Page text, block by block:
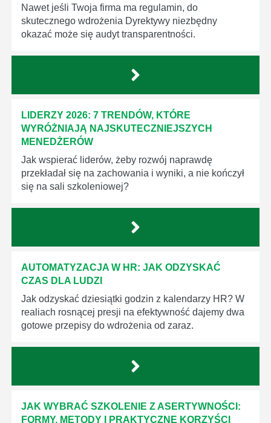
Nawet jeśli Twoja firma ma regulamin, do
skutecznego wdrożenia Dyrektywy niezbędny
okazać może się audyt transparentności.
LIDERZY 2026: 7 TRENDÓW, KTÓRE
WYRÓŻNIAJĄ NAJSKUTECZNIEJSZYCH
MENEDŻERÓW
Jak wspierać liderów, żeby rozwój naprawdę
przekładał się na zachowania i wyniki, a nie kończył
się na sali szkoleniowej?
AUTOMATYZACJA W HR: JAK ODZYSKAĆ
CZAS DLA LUDZI
Jak odzyskać dziesiątki godzin z kalendarzy HR? W
realiach rosnącej presji na efektywność dajemy dwa
gotowe przepisy do wdrożenia od zaraz.
JAK WYBRAĆ SZKOLENIE Z ASERTYWNOŚCI:
FORMY, METODY I PRAKTYCZNE KORZYŚCI